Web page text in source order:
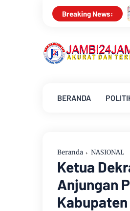
Breaking News:
Muarojambi Mediasi Konflik PT
BERANDA
Beranda NASIONAL
Ketua
Anjungan